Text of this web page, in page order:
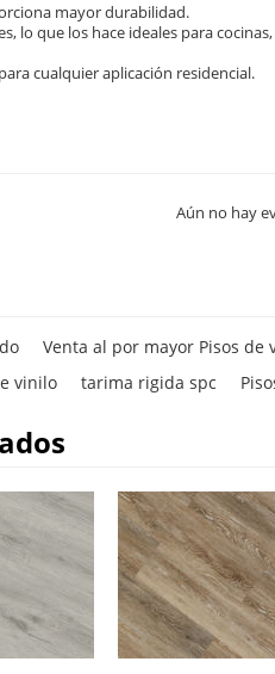
mayor durabilidad.
lo que los hace ideales para
cualquier aplicación residencial.
Aún no hay
Venta al por mayor Pisos
vinilo
tarima rigida spc